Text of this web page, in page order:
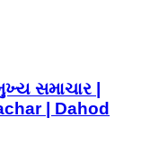
સમાચાર |
| Dahod